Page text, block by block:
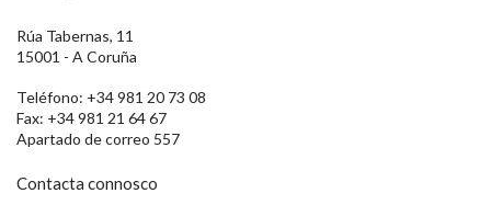
Rúa Tabernas, 11
15001 - A Coruña
Teléfono: +34 981 20 73 08
Fax: +34 981 21 64 67
Apartado de correo 557
Contacta connosco